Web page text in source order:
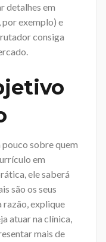
detalhes em
, por exemplo) e
consiga
sobre quem
em
ele saberá
são os seus
razão, explique
atuar na clínica,
mais de